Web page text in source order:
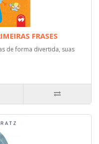
FRASES
de forma divertida, suas